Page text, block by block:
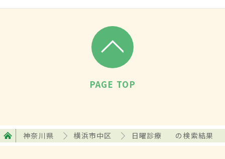
PAGE TOP
神奈川県 横浜市中区 日曜診療 の検索結果